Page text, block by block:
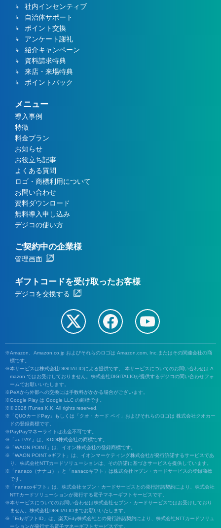
社内インセンティブ
自治体サポート
ポイント交換
アンケート謝礼
紹介キャンペーン
資料請求特典
来店・来場特典
ポイントバック
メニュー
導入事例
特徴
料金プラン
お知らせ
お役立ち記事
よくある質問
ロゴ・商標利用について
お問い合わせ
資料ダウンロード
無料導入申し込み
デジコの使い方
ご契約中の企業様
管理画面
ギフトコードを受け取ったお客様
デジコを交換する
Amazon、Amazon.co.jp およびそれらのロゴは Amazon.com, Inc.またはその関連会社の商
標です。
本サービスは株式会社DIGITALIOによる提供です。 本サービスについてのお問い合わせは A
mazon ではお受けしておりません。株式会社DIGITALIOが提供するデジコの問い合わせフォ
ームでお願いいたします。
PeXから外部への交換には手数料がかかる場合がございます。
Google Play は Google LLC の商標です。
© 2026 iTunes K.K. All rights reserved.
「QUOカードPay」もしくは「クオ・カード ペイ」およびそれらのロゴは 株式会社クオカー
ドの登録商標です。
PayPayマネーライトは出金不可です。
「au PAY」は、KDDI株式会社の商標です。
「WAON POINT」は、イオン株式会社の登録商標です。
「WAON POINT eギフト」は、イオンマーケティング株式会社が発行許諾するサービスであ
り、株式会社NTTカードソリューションは、その許諾に基づきサービスを提供しています。
「nanaco（ナナコ）」と「nanacoギフト」は株式会社セブン・カードサービスの登録商標
です。
「nanacoギフト」は、株式会社セブン・カードサービスとの発行許諾契約により、株式会社
NTTカードソリューションが発行する電子マネーギフトサービスです。
本サービスについてのお問い合わせは株式会社セブン・カードサービスではお受けしており
ません。株式会社DIGITALIOまでお願いいたします。
「EdyギフトID」は、楽天Edy株式会社との発行許諾契約により、株式会社NTTカードソリュ
ーションが発行する電子マネーギフトサービスです。